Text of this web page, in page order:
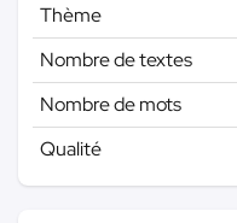
Thème
Nombre de textes
Nombre de mots
Qualité